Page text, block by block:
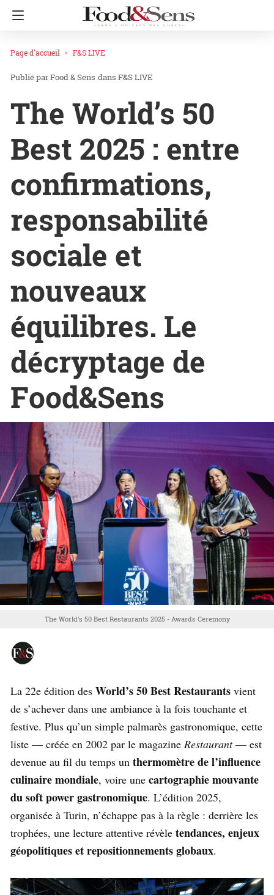
Page d'accueil F&S LIVE
Food & Sens dans F&S LIVE
The World’s 50
Best 2025 : entre
confirmations,
responsabilité
sociale et
nouveaux
équilibres. Le
décryptage de
Food&Sens
The World's 50 Best Restaurants 2025 - Awards Ceremony
La 22e édition des World’s 50 Best Restaurants vient
de s’achever dans une ambiance à la fois touchante et
festive. Plus qu’un simple palmarès gastronomique, cette
liste — créée en 2002 par le magazine Restaurant— est
devenue au fil du temps un thermomètre de l’influence
culinaire mondiale, voire une cartographie mouvante
du soft power gastronomique. L’édition 2025,
organisée à Turin, n’échappe pas à la règle : derrière les
trophées, une lecture attentive révèle tendances, enjeux
géopolitiques et repositionnements globaux.